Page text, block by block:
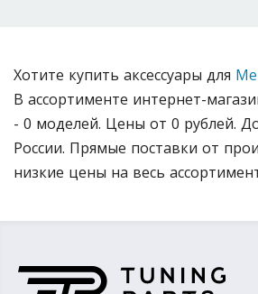
Хотите купить аксессуары для
В ассортименте интернет-
- 0 моделей. Цены от 0 рублей.
России. Прямые поставки от
низкие цены на весь